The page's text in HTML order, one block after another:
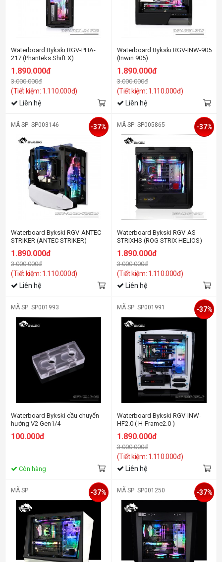
Waterboard Bykski RGV-PHA-
217 (Phanteks Shift X)
1.890.000đ
3.000.000đ
(Tiết kiệm: 1.110.000đ)
Liên hệ
Waterboard Bykski RGV-INW-905
(Inwin 905)
1.890.000đ
3.000.000đ
(Tiết kiệm: 1.110.000đ)
Liên hệ
MÃ SP: SP003146
Waterboard Bykski RGV-ANTEC-
STRIKER (ANTEC STRIKER)
1.890.000đ
3.000.000đ
(Tiết kiệm: 1.110.000đ)
-37%
Liên hệ
MÃ SP: SP005865
Waterboard Bykski RGV-AS-
STRIXHS (ROG STRIX HELIOS)
1.890.000đ
3.000.000đ
(Tiết kiệm: 1.110.000đ)
-37%
Liên hệ
MÃ SP: SP001993
Waterboard Bykski cầu chuyển
hướng V2 Gen1/4
100.000đ
Còn hàng
MÃ SP: SP001991
Waterboard Bykski RGV-INW-
HF2.0 ( H-Frame2.0 )
1.890.000đ
3.000.000đ
(Tiết kiệm: 1.110.000đ)
-37%
Liên hệ
MÃ SP: -37% MÃ SP: SP001250 -37%